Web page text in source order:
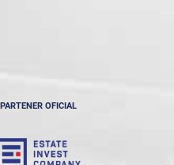
PARTENER OFICIAL